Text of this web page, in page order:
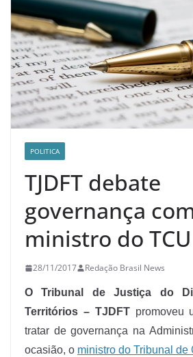
POLITICA
TJDFT debate
governança
ministro do TCU
28/11/2017 Redação Brasil News
O Tribunal de Justiça do
Territórios – TJDFTpromoveu
tratar de governança na
ocasião, o ministro do Tribunal de